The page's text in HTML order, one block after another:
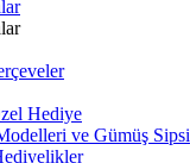
Hediye
ve Gümüş Sipsi